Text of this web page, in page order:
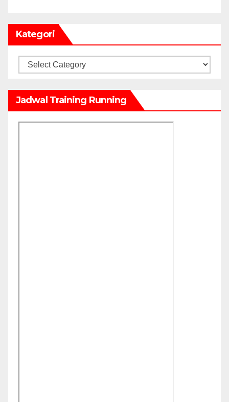
Kategori
Kategori
Jadwal Training Running